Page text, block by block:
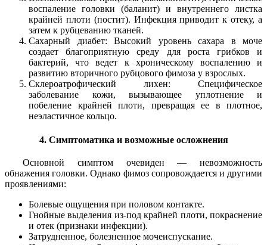
воспаление головки (баланит) и внутреннего листка
крайней плоти (постит). Инфекция приводит к отеку, а
затем к рубцеванию тканей.
Сахарный диабет: Высокий уровень сахара в моче
создает благоприятную среду для роста грибков и
бактерий, что ведет к хроническому воспалению и
развитию вторичного рубцового фимоза у взрослых.
Склероатрофический лихен: Специфическое
заболевание кожи, вызывающее уплотнение и
побеление крайней плоти, превращая ее в плотное,
неэластичное кольцо.
4. Симптоматика и возможные осложнения
Основной симптом очевиден — невозможность
обнажения головки. Однако фимоз сопровождается и другими
проявлениями:
Болевые ощущения при половом контакте.
Гнойные выделения из-под крайней плоти, покраснение
и отек (признаки инфекции).
Затрудненное, болезненное мочеиспускание.